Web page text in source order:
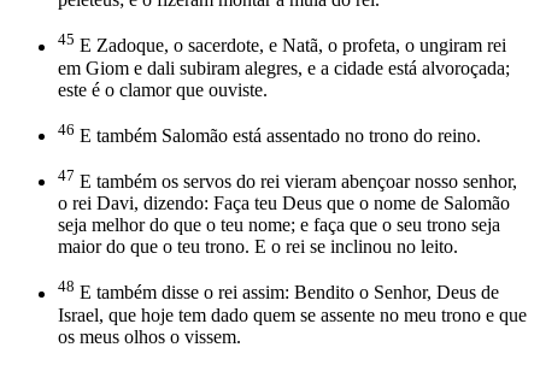
45 E Zadoque, o sacerdote, e Natã, o profeta, o ungiram rei
em Giom e dali subiram alegres, e a cidade está alvoroçada;
este é o clamor que ouviste.
46 E também Salomão está assentado no trono do reino.
47 E também os servos do rei vieram abençoar nosso senhor,
o rei Davi, dizendo: Faça teu Deus que o nome de Salomão
seja melhor do que o teu nome; e faça que o seu trono seja
maior do que o teu trono. E o rei se inclinou no leito.
48 E também disse o rei assim: Bendito o Senhor, Deus de
Israel, que hoje tem dado quem se assente no meu trono e que
os meus olhos o vissem.